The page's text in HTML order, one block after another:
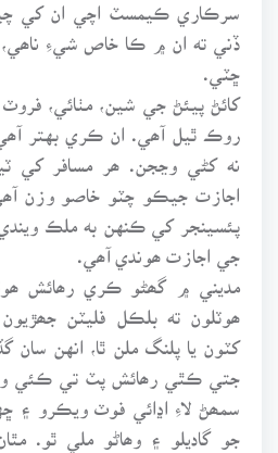
سرڪاري ڪيمسٽ اچي ان کي
ڏني ته ان ۾ ڪا خاص شيءِ ناھي،
کائڻ پيئڻ جي شين، مٺائي،
روڪ ٿيل آھي. ان ڪري بهتر
نه کڻي وڃجن. ھر مسافر کي
اجازت جيڪو چٽو خاصو وزن
پئسينجر کي ڪنهن به ملڪ
جي اجازت ھوندي آھي.
مديني ۾ گھڻو ڪري رھائش
ھوٽلون ته بلڪل فليٽن
کٽون يا پلنگ ملن ٿا، انهن سان
جتي ڪٿي رھائش پٽ تي ڪئي
سمھڻ لاءِ اڍائي فوٽ ويڪرو ۽
جو گاديلو ۽ وھاڻو ملي ٿو.